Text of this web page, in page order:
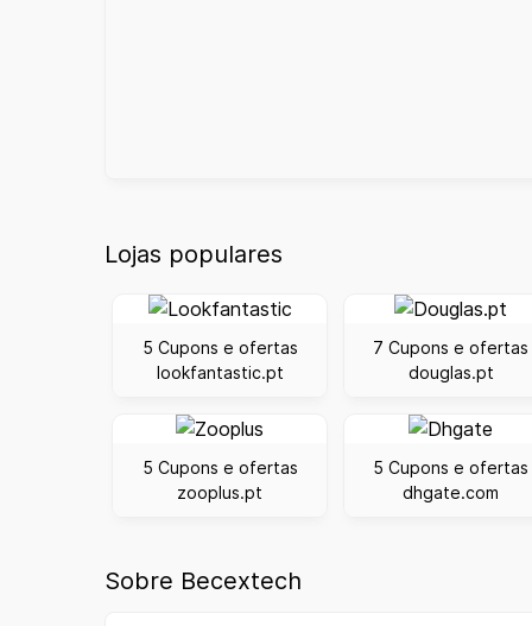
Lojas populares
5 Cupons e ofertas
lookfantastic.pt
7 Cupons e ofertas
douglas.pt
5 Cupons e ofertas
zooplus.pt
5 Cupons e ofertas
dhgate.com
Sobre Becextech